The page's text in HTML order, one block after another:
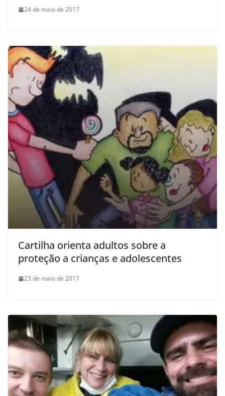
24 de maio de 2017
Cartilha orienta adultos sobre a
proteção a crianças e adolescentes
23 de maio de 2017